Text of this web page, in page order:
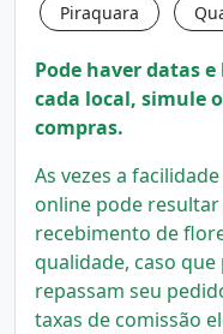
Piraquara
Pode haver datas
cada local, simule
compras.
As vezes a
online pode
recebimento de
qualidade, caso
repassam seu
taxas de comissão